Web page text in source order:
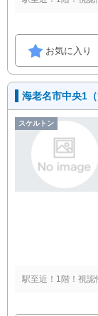
お気に入り
海老名市中央1
スケルトン
駅至近！1階！視認